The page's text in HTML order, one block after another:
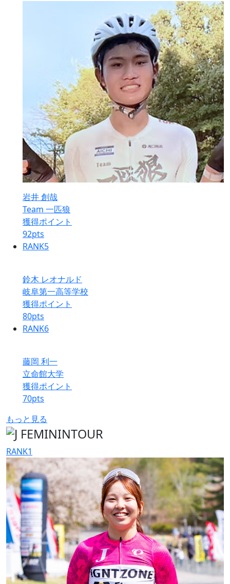
岩井 創哉
Team 一匹狼
獲得ポイント
92pts
RANK5
鈴木 レオナルド
岐阜第一高等学校
獲得ポイント
80pts
RANK6
藤岡 利一
立命館大学
獲得ポイント
70pts
もっと見る
RANK1